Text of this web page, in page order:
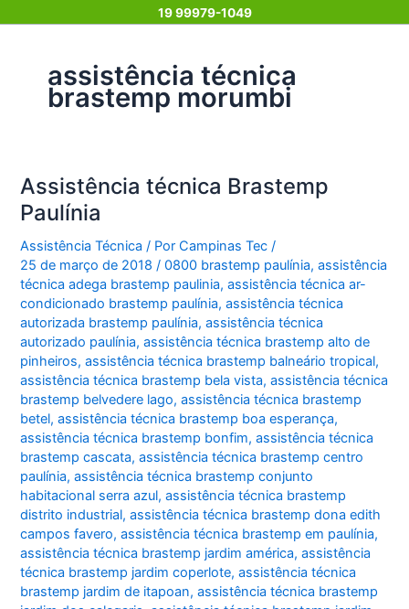
19 99979-1049
assistência técnica
brastemp morumbi
Assistência técnica Brastemp
Paulínia
Assistência Técnica / PorCampinas Tec/
25 de março de 2018 /0800 brastemp paulínia,assistência
técnica adega brastemp paulinia,assistência técnica ar-
condicionado brastemp paulínia,assistência técnica
autorizada brastemp paulínia,assistência técnica
autorizado paulínia,assistência técnica brastemp alto de
pinheiros,assistência técnica brastemp balneário tropical,
assistência técnica brastemp bela vista,assistência técnica
brastemp belvedere lago,assistência técnica brastemp
betel,assistência técnica brastemp boa esperança,
assistência técnica brastemp bonfim,assistência técnica
brastemp cascata,assistência técnica brastemp centro
paulínia,assistência técnica brastemp conjunto
habitacional serra azul,assistência técnica brastemp
distrito industrial,assistência técnica brastemp dona edith
campos favero,assistência técnica brastemp em paulínia,
assistência técnica brastemp jardim américa,assistência
técnica brastemp jardim coperlote,assistência técnica
brastemp jardim de itapoan,assistência técnica brastemp